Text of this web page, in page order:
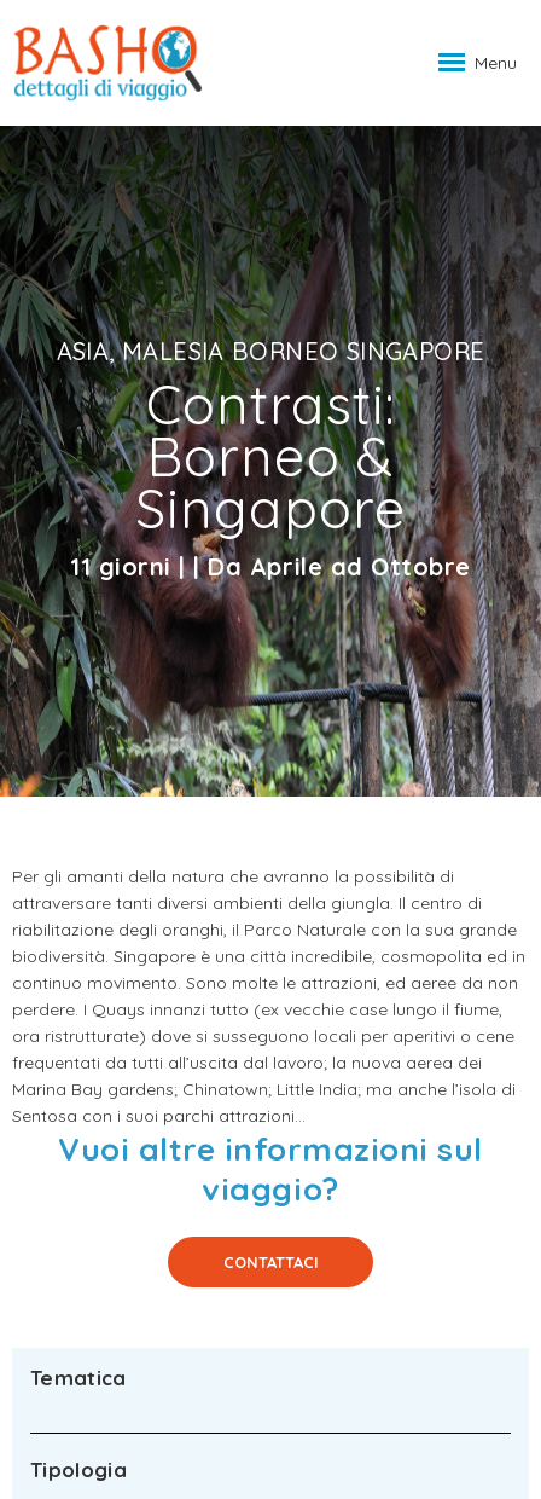
Menu
ASIA, MALESIA BORNEO SINGAPORE
Contrasti:
Borneo &
Singapore
11 giorni | | Da Aprile ad Ottobre
Per gli amanti della natura che avranno la possibilità di
attraversare tanti diversi ambienti della giungla. Il centro di
riabilitazione degli oranghi, il Parco Naturale con la sua grande
biodiversità. Singapore è una città incredibile, cosmopolita ed in
continuo movimento. Sono molte le attrazioni, ed aeree da non
perdere. I Quays innanzi tutto (ex vecchie case lungo il fiume,
ora ristrutturate) dove si susseguono locali per aperitivi o cene
frequentati da tutti all’uscita dal lavoro; la nuova aerea dei
Marina Bay gardens; Chinatown; Little India; ma anche l’isola di
Sentosa con i suoi parchi attrazioni…
Vuoi altre informazioni sul
viaggio?
CONTATTACI
Tematica
Tipologia